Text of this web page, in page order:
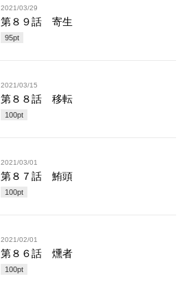
2021/03/29
第８９話 寄生
95pt
2021/03/15
第８８話 移転
100pt
2021/03/01
第８７話 鮪頭
100pt
2021/02/01
第８６話 燻者
100pt